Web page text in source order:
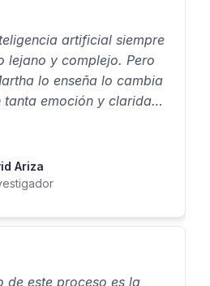
artificial siempre
lejano y complejo. Pero
lo enseña lo cambia
de probar, de
habilidad nueva… fue
me cambió la vida."
Ariza
de este proceso es la